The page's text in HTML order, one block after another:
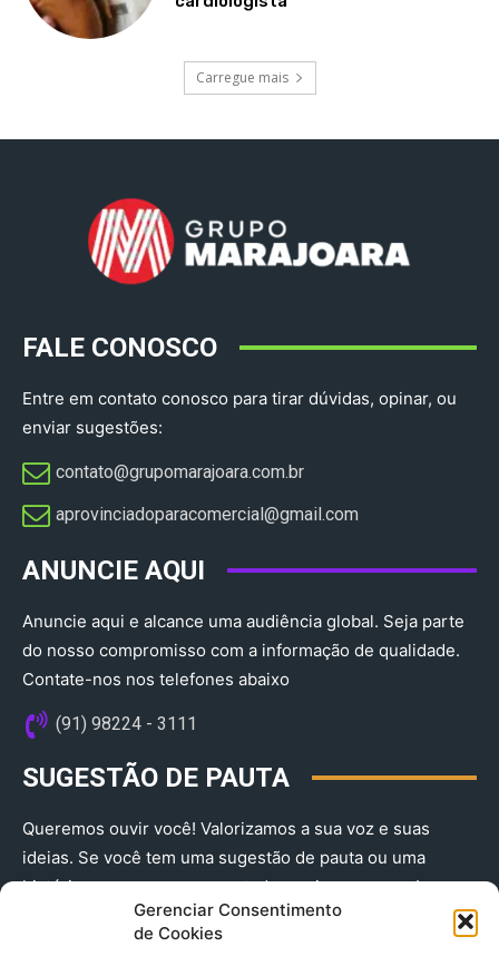
Gerenciar Consentimento
de Cookies
Carregue mais
FALE CONOSCO
Entre em contato conosco para tirar dúvidas, opinar, ou
enviar sugestões:
contato@grupomarajoara.com.br
aprovinciadoparacomercial@gmail.com​
ANUNCIE AQUI
Anuncie aqui e alcance uma audiência global. Seja parte
do nosso compromisso com a informação de qualidade.
Contate-nos nos telefones abaixo
(91) 98224 - 3111
SUGESTÃO DE PAUTA
Queremos ouvir você! Valorizamos a sua voz e suas
ideias. Se você tem uma sugestão de pauta ou uma
história que merece ser contada, envie-nos agora!
(91) 98224 - 3111